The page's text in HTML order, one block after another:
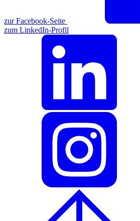
zur Facebook-Seite
zum LinkedIn-Profil